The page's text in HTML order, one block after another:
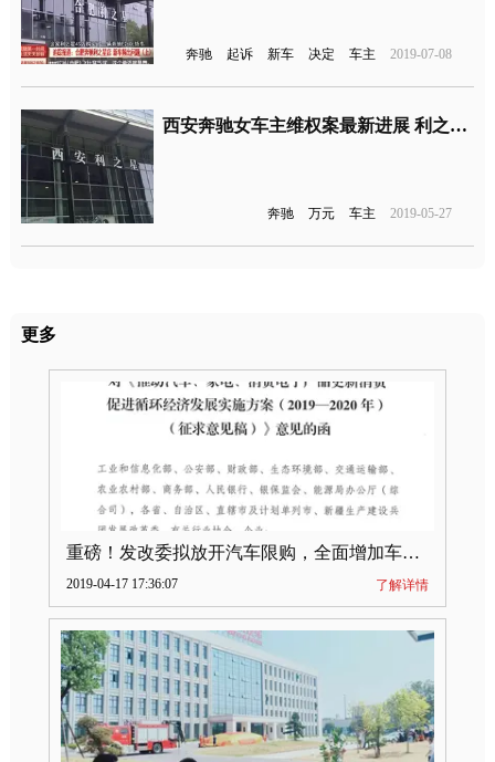
奔驰 起诉 新车 决定 车主 2019-07-08
西安奔驰女车主维权案最新进展 利之星存在两大违法行为判罚一百万元
奔驰 万元 车主 2019-05-27
更多
重磅！发改委拟放开汽车限购，全面增加车牌指标
2019-04-17 17:36:07 了解详情